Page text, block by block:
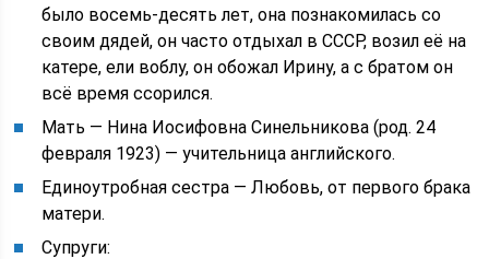
было восемь-десять лет, она познакомилась со
своим дядей, он часто отдыхал в СССР, возил её на
катере, ели воблу, он обожал Ирину, а с братом он
всё время ссорился.
Мать — Нина Иосифовна Синельникова (род. 24
февраля 1923) — учительница английского.
Единоутробная сестра — Любовь, от первого брака
матери.
Супруги: